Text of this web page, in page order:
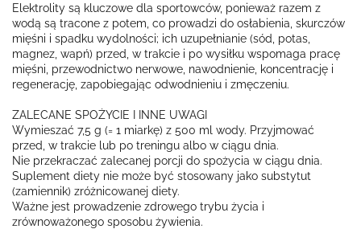
Elektrolity są kluczowe dla sportowców, ponieważ razem z
wodą są tracone z potem, co prowadzi do osłabienia, skurczów
mięśni i spadku wydolności; ich uzupełnianie (sód, potas,
magnez, wapń) przed, w trakcie i po wysiłku wspomaga pracę
mięśni, przewodnictwo nerwowe, nawodnienie, koncentrację i
regenerację, zapobiegając odwodnieniu i zmęczeniu.
ZALECANE SPOŻYCIE I INNE UWAGI
Wymieszać 7,5 g (= 1 miarkę) z 500 ml wody. Przyjmować
przed, w trakcie lub po treningu albo w ciągu dnia.
Nie przekraczać zalecanej porcji do spożycia w ciągu dnia.
Suplement diety nie może być stosowany jako substytut
(zamiennik) zróżnicowanej diety.
Ważne jest prowadzenie zdrowego trybu życia i
zrównoważonego sposobu żywienia.